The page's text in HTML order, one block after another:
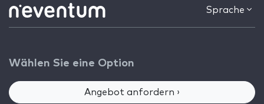
Sprache
Wählen Sie eine Option
Angebot anfordern ›